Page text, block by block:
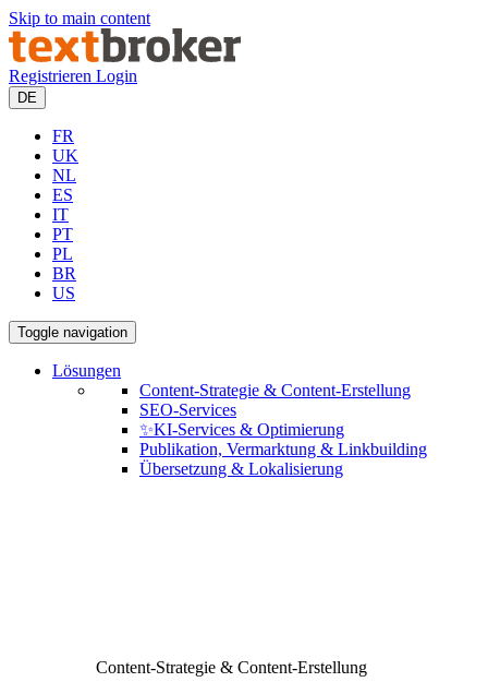
Skip to main content
Registrieren Login
DE
FR
UK
NL
ES
IT
PT
PL
BR
US
Toggle navigation
Lösungen
Content-Strategie & Content-Erstellung
SEO-Services
✨KI-Services & Optimierung
Publikation, Vermarktung & Linkbuilding
Übersetzung & Lokalisierung
Content-Strategie & Content-Erstellung